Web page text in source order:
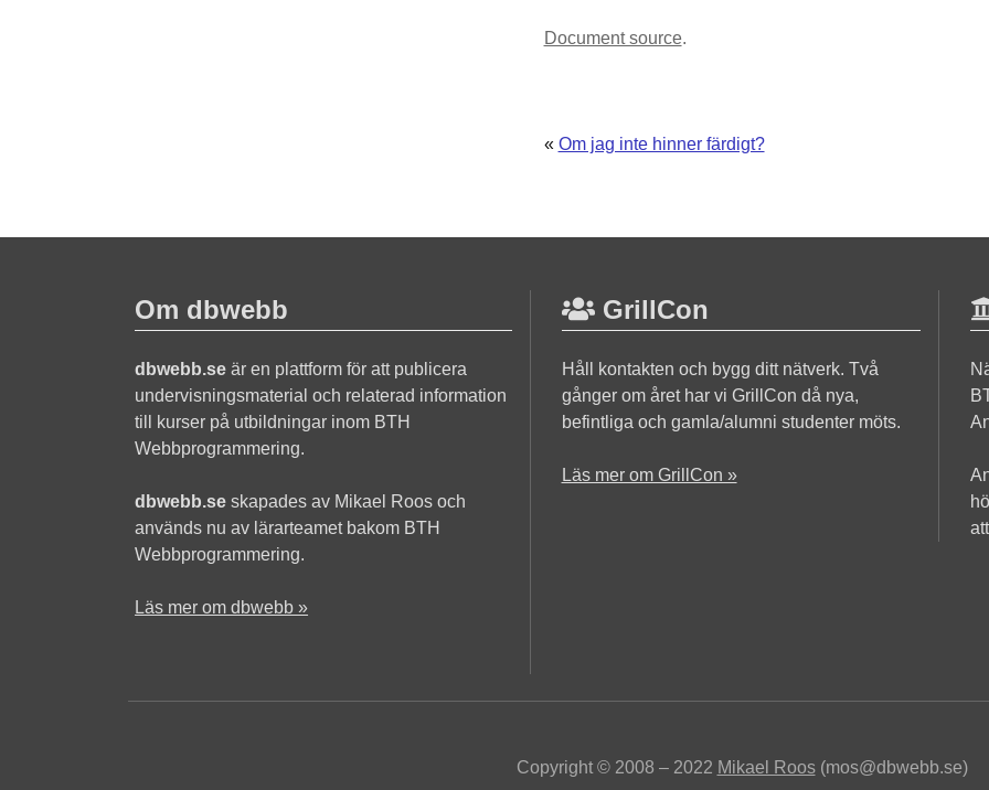
Document source.
« Om jag inte hinner färdigt?
Om dbwebb
dbwebb.se är en plattform för att publicera
undervisningsmaterial och relaterad information
till kurser på utbildningar inom BTH
Webbprogrammering.
dbwebb.se skapades av Mikael Roos och
används nu av lärarteamet bakom BTH
Webbprogrammering.
Läs mer om dbwebb »
GrillCon
Håll kontakten och bygg ditt nätverk. Två
gånger om året har vi GrillCon då nya,
befintliga och gamla/alumni studenter möts.
Läs mer om GrillCon »
Copyright © 2008 – 2022 Mikael Roos(mos@dbwebb.se)